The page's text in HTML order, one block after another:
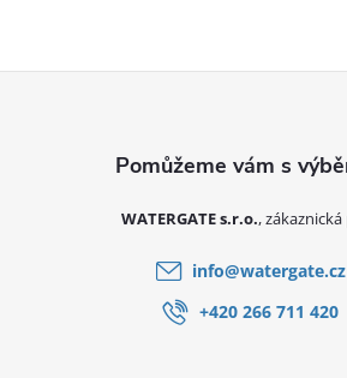
WATERGATE s.r.o.
info@watergate.cz
+420 266 711 420